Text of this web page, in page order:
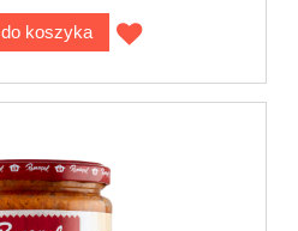
do koszyka